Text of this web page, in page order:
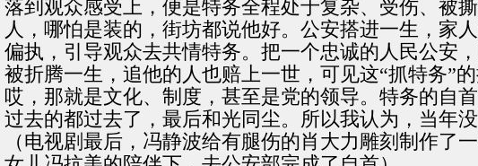
落到观众感受上，便是特务全程处于复杂、受伤、被
人，哪怕是装的，街坊都说他好。公安搭进一生，家
偏执，引导观众去共情特务。把一个忠诚的人民公安
被折腾一生，追他的人也赔上一世，可见这“抓特务”
哎，那就是文化、制度，甚至是党的领导。特务的自
过去的都过去了，最后和光同尘。所以我认为，当年
（电视剧最后，冯静波给有腿伤的肖大力雕刻制作